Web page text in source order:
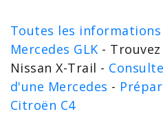
Toutes les
Mercedes GLK -
Nissan X-Trail -
d'une Mercedes -
Citroën C4